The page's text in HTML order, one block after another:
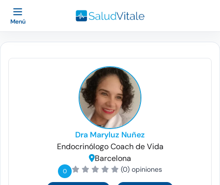
Menú
Dra Maryluz Nuñez
EndocrinólogoCoach de Vida
Barcelona
0 (0) opiniones